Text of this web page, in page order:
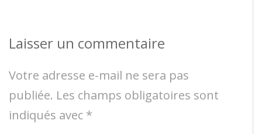
Laisser un commentaire
Votre adresse e-mail ne sera pas
publiée. Les champs obligatoires sont
indiqués avec *